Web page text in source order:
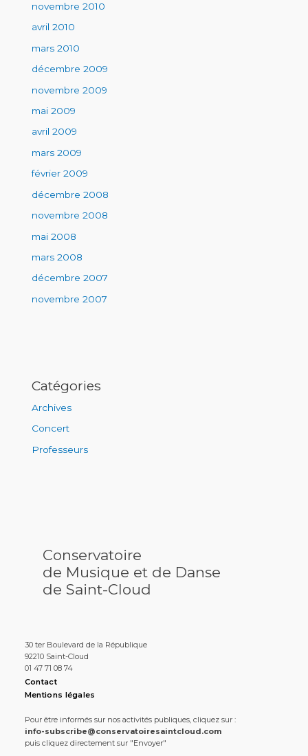
novembre 2010
avril 2010
mars 2010
décembre 2009
novembre 2009
mai 2009
avril 2009
mars 2009
février 2009
décembre 2008
novembre 2008
mai 2008
mars 2008
décembre 2007
novembre 2007
Catégories
Archives
Concert
Professeurs
Conservatoire
de Musique et de Danse
de Saint-Cloud
30 ter Boulevard de la République
92210 Saint-Cloud
01 47 71 08 74
Contact
Mentions légales
Pour être informés sur nos activités publiques, cliquez sur :
info-subscribe@conservatoiresaintcloud.com
puis cliquez directement sur "Envoyer"